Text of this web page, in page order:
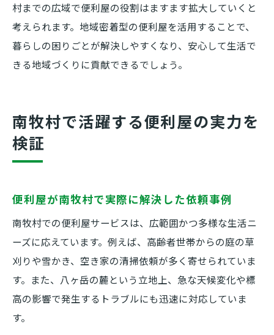
村までの広域で便利屋の役割はますます拡大していくと
考えられます。地域密着型の便利屋を活用することで、
暮らしの困りごとが解決しやすくなり、安心して生活で
きる地域づくりに貢献できるでしょう。
南牧村で活躍する便利屋の実力を
検証
便利屋が南牧村で実際に解決した依頼事例
南牧村での便利屋サービスは、広範囲かつ多様な生活ニ
ーズに応えています。例えば、高齢者世帯からの庭の草
刈りや雪かき、空き家の清掃依頼が多く寄せられていま
す。また、八ヶ岳の麓という立地上、急な天候変化や標
高の影響で発生するトラブルにも迅速に対応していま
す。